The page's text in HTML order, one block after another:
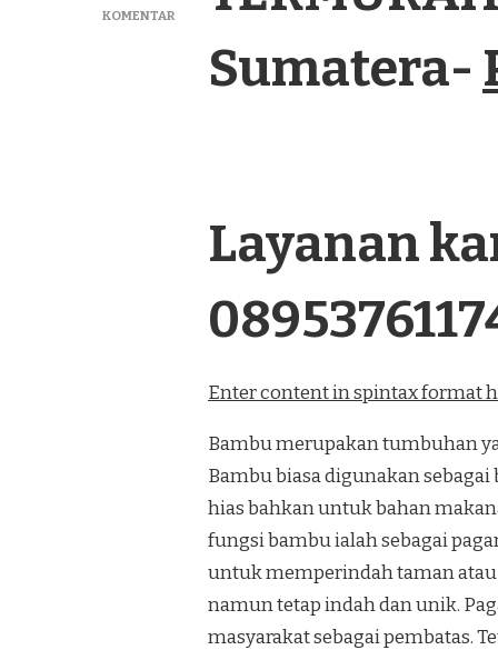
KOMENTARPADA
PAGAR
BAMBUSumatera-
Layanan
Enter content in spintax format
Bambu merupakan tumbuhan
Bambu biasa digunakan
hias bahkan untuk bahan
fungsi bambu ialah sebagai
untuk memperindah taman atau
namun tetap indah dan unik.
masyarakat sebagai pembatas.